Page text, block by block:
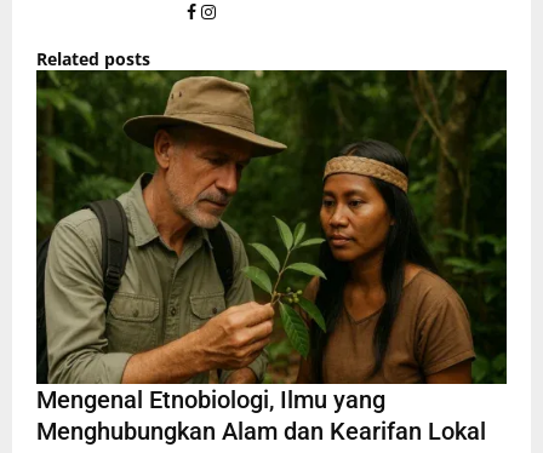
Related posts
Mengenal Etnobiologi, Ilmu yang
Menghubungkan Alam dan Kearifan Lokal